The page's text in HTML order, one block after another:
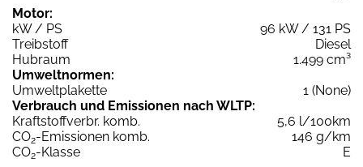
Motor:
kW / PS
96 kW / 131 PS
Treibstoff
Diesel
Hubraum
1.499 cm³
Umweltnormen:
Umweltplakette
1 (None)
Verbrauch und Emissionen nach WLTP:
Kraftstoffverbr. komb.
5,6 l/100km
CO2-Emissionen komb.
146 g/km
CO2-Klasse
E